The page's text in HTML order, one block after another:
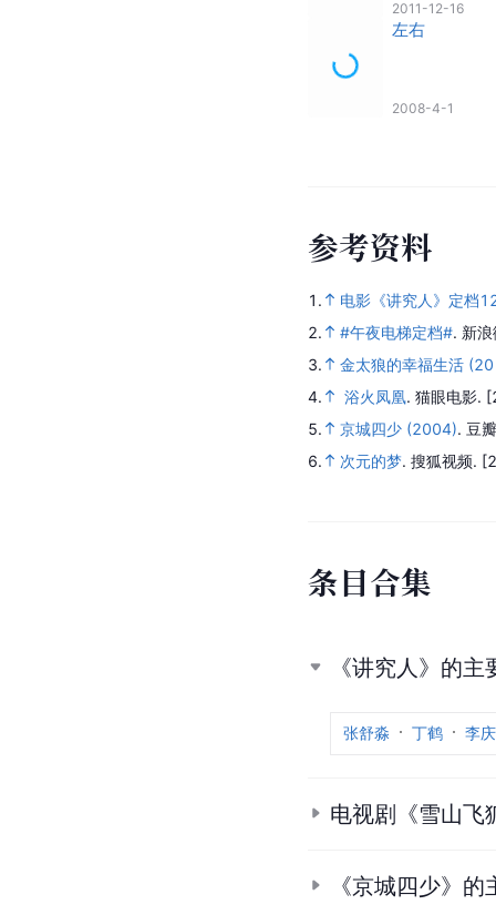
2011-12-16
左右
2008-4-1
参考资料
1.
电影《讲究人》定档
2.
#午夜电梯定档#. 新
3.
金太狼的幸福生活
4.
浴火凤凰. 猫眼电影.
5.
京城四少 (2004). 豆
6.
次元的梦. 搜狐视频.
条目合集
《讲究人》的主
张舒淼 丁鹤 李庆
电视剧《雪山飞
《京城四少》的